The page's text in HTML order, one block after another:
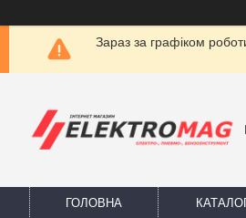
Зараз за графіком
ГОЛОВНА